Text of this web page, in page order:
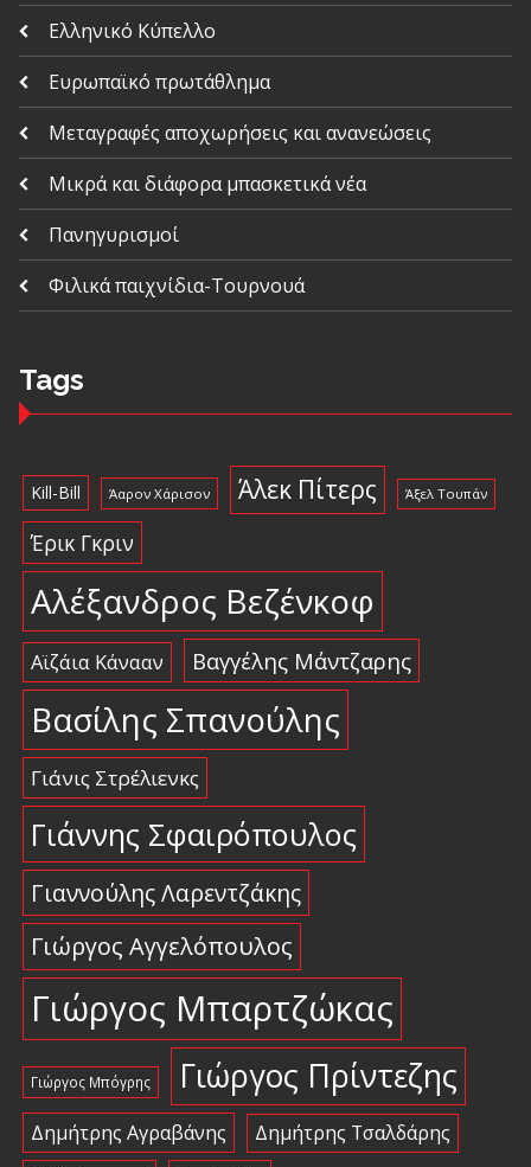
Ελληνικό Κύπελλο
Ευρωπαϊκό πρωτάθλημα
Μεταγραφές αποχωρήσεις και ανανεώσεις
Μικρά και διάφορα μπασκετικά νέα
Πανηγυρισμοί
Φιλικά παιχνίδια-Τουρνουά
Tags
Kill-Bill Άαρον Χάρισον Άλεκ Πίτερς Άξελ Τουπάν
Έρικ Γκριν
Αλέξανδρος Βεζένκοφ
Αϊζάια Κάνααν Βαγγέλης Μάντζαρης
Βασίλης Σπανούλης
Γιάνις Στρέλιενκς
Γιάννης Σφαιρόπουλος
Γιαννούλης Λαρεντζάκης
Γιώργος Αγγελόπουλος
Γιώργος Μπαρτζώκας
Γιώργος Μπόγρης Γιώργος Πρίντεζης
Δημήτρης Αγραβάνης Δημήτρης Τσαλδάρης